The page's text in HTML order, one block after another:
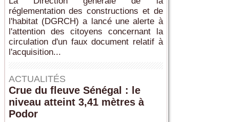
réglementation des constructions et de
l'habitat (DGRCH) a lancé une alerte à
l'attention des citoyens concernant la
circulation d'un faux document relatif à
l'acquisition...
ACTUALITÉS
Crue du fleuve Sénégal : le
niveau atteint 3,41 mètres à
Podor